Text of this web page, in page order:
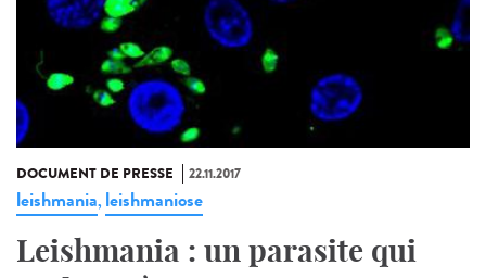
DOCUMENT DE PRESSE 22.11.2017
leishmania, leishmaniose
Leishmania : un parasite qui